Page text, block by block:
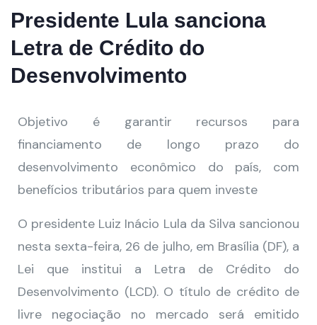
Presidente Lula sanciona
Letra de Crédito do
Desenvolvimento
Objetivo é garantir recursos para
financiamento de longo prazo do
desenvolvimento econômico do país, com
benefícios tributários para quem investe
O presidente Luiz Inácio Lula da Silva sancionou
nesta sexta-feira, 26 de julho, em Brasília (DF), a
Lei que institui a Letra de Crédito do
Desenvolvimento (LCD). O título de crédito de
livre negociação no mercado será emitido